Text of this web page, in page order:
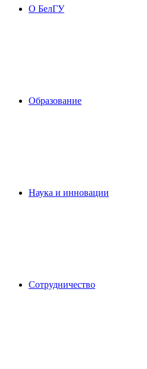
О БелГУ
Образование
Наука и инновации
Сотрудничество